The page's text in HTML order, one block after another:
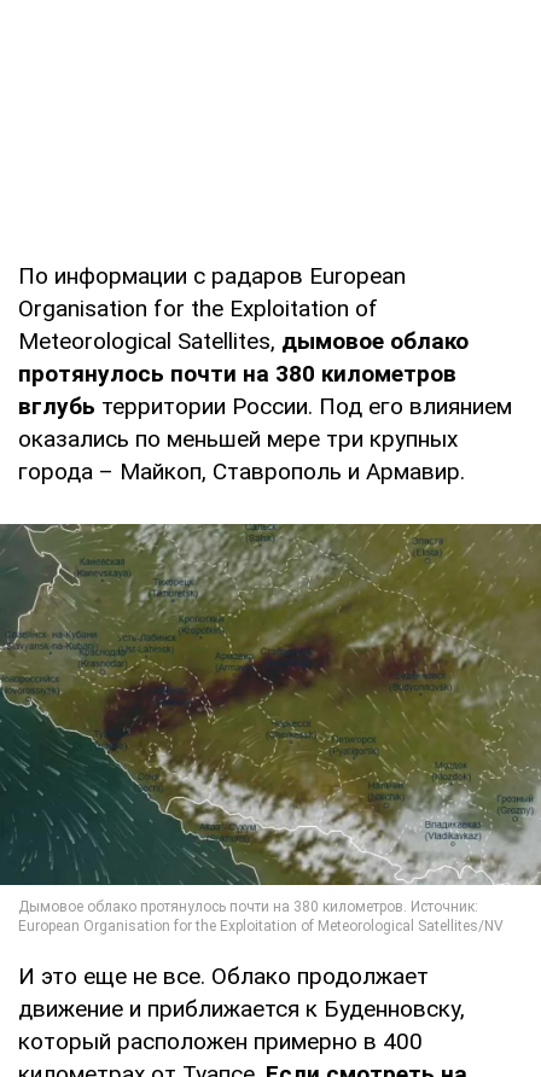
По информации с радаров European
Organisation for the Exploitation of
Meteorological Satellites, дымовое облако
протянулось почти на 380 километров
вглубь территории России. Под его влиянием
оказались по меньшей мере три крупных
города – Майкоп, Ставрополь и Армавир.
И это еще не все. Облако продолжает
движение и приближается к Буденновску,
который расположен примерно в 400